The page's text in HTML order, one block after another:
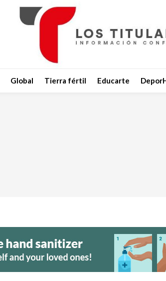
Global Tierra fértil Educarte